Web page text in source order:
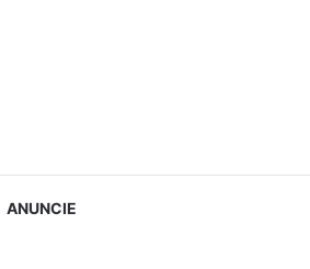
ANUNCIE